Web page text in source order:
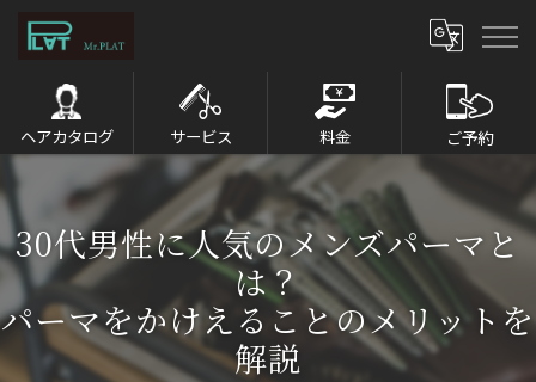
ヘアカタログ サービス 料金 ご予約
30代男性に人気のメンズパーマと
は？
パーマをかけえることのメリットを
解説